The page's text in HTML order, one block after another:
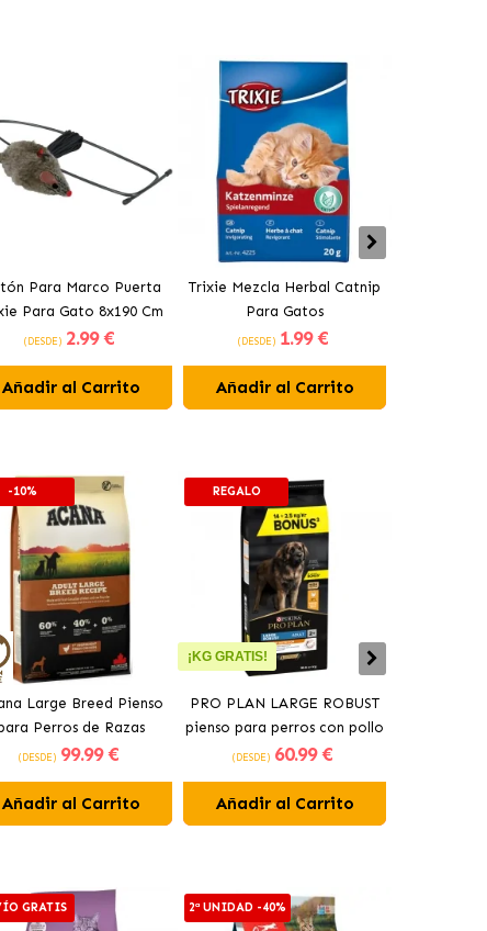
Para Marco Puerta
Para Gato 8x190 Cm
(DESDE) 2.99 €
Añadir al Carrito
Trixie Mezcla Herbal Catnip
Para Gatos
(DESDE) 1.99 €
Añadir al Carrito
-10%
Large Breed Pienso
Perros de Razas
Grandes con Pollo
(DESDE) 99.99 €
Añadir al Carrito
REGALO
¡KG GRATIS!
PRO PLAN LARGE ROBUST
pienso para perros con pollo
(DESDE) 60.99 €
Añadir al Carrito
GRATIS 2ª UNIDAD -40%